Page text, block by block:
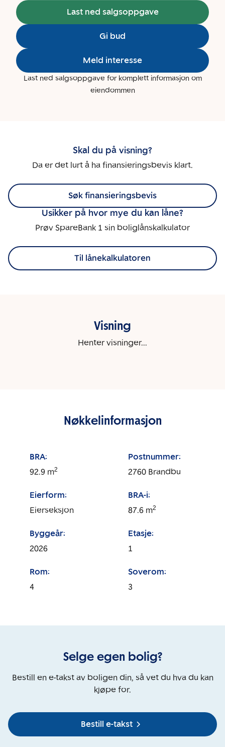
Last ned salgsoppgave
Gi bud
Meld interesse
Last ned salgsoppgave for komplett informasjon om
eiendommen
Skal du på visning?
Da er det lurt å ha finansieringsbevis klart.
Søk finansieringsbevis
Usikker på hvor mye du kan låne?
Prøv SpareBank 1 sin boliglånskalkulator
Til lånekalkulatoren
Visning
Henter visninger...
Nøkkelinformasjon
BRA:
92.9 m2
Postnummer:
2760 Brandbu
Eierform:
Eierseksjon
BRA-i:
87.6 m2
Byggeår:
2026
Etasje:
1
Rom:
4
Soverom:
3
Selge egen bolig?
Bestill en e-takst av boligen din, så vet du hva du kan
kjøpe for.
Bestill e-takst